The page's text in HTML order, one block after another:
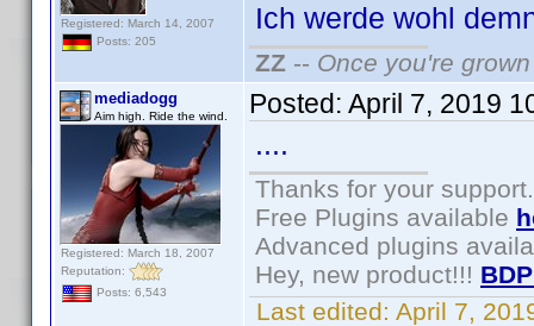
Registered: March 14, 2007
Posts: 205
Ich werde wohl
ZZ -- Once you're
mediadogg
Aim high. Ride the wind.
Registered: March 18, 2007
Reputation:
Posts: 6,543
Posted: April 7, 2019
....
Thanks for your support.
Free Plugins available
Advanced plugins
Hey, new product!!!
Last edited: April 7,